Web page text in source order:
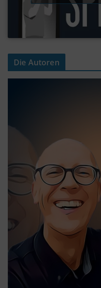
Die Autoren